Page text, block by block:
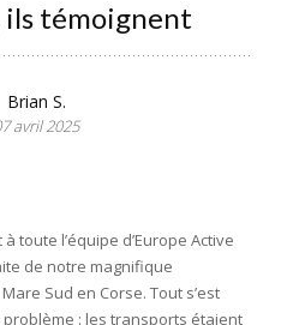
ils témoignent
Brian S.
avril 2025
toute l’équipe d’Europe Active
de notre magnifique
Sud en Corse. Tout s’est
: les transports étaient